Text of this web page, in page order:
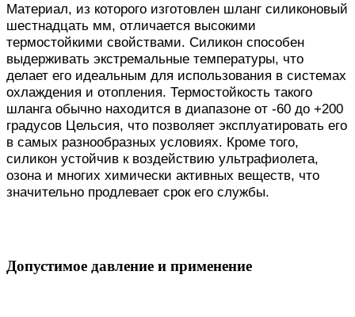
Материал, из которого изготовлен шланг силиконовый
шестнадцать мм, отличается высокими
термостойкими свойствами. Силикон способен
выдерживать экстремальные температуры, что
делает его идеальным для использования в системах
охлаждения и отопления. Термостойкость такого
шланга обычно находится в диапазоне от -60 до +200
градусов Цельсия, что позволяет эксплуатировать его
в самых разнообразных условиях. Кроме того,
силикон устойчив к воздействию ультрафиолета,
озона и многих химически активных веществ, что
значительно продлевает срок его службы.
Допустимое давление и применение